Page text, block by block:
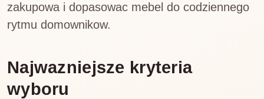
zakupowa i dopasowac mebel do codziennego
rytmu domownikow.
Najwazniejsze kryteria
wyboru